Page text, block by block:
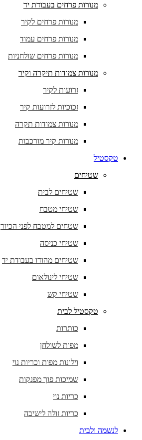
מנורות פרחים בעבודת יד
מנורות פרחים לקיר
מנורות פרחים עמוד
מנורות פרחים שולחניות
מנורות צמודות תיקרה וקיר
זרועות לקיר
זכוכיות לזרועות קיר
מנורות צמודות תקרה
מנורות קיר מורכבות
טקסטיל
שטיחים
שטיחים לבית
שטיחי מטבח
שטחים למטבח לפני הכיור
שטיחי כניסה
שטיחים מהודו בעבודת יד
שטיחי לינולאום
שטיחי קש
טקסטיל לבית
כותרות
מפות לשולחן
וילונות מפות וכריות נוי
שמיכות פוך מפנקות
כריות נוי
כריות זולה לישיבה
לנשמה ולבית